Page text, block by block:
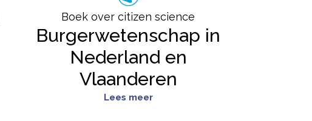
Boek over citizen science
Burgerwetenschap in
Nederland en
Vlaanderen
Lees meer